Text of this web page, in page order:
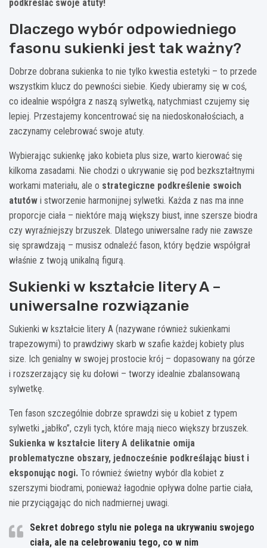
podkreślać swoje atuty!
Dlaczego wybór odpowiedniego
fasonu sukienki jest tak ważny?
Dobrze dobrana sukienka to nie tylko kwestia estetyki – to przede
wszystkim klucz do pewności siebie. Kiedy ubieramy się w coś,
co idealnie współgra z naszą sylwetką, natychmiast czujemy się
lepiej. Przestajemy koncentrować się na niedoskonałościach, a
zaczynamy celebrować swoje atuty.
Wybierając sukienkę jako kobieta plus size, warto kierować się
kilkoma zasadami. Nie chodzi o ukrywanie się pod bezkształtnymi
workami materiału, ale o strategiczne podkreślenie swoich
atutów i stworzenie harmonijnej sylwetki. Każda z nas ma inne
proporcje ciała – niektóre mają większy biust, inne szersze biodra
czy wyraźniejszy brzuszek. Dlatego uniwersalne rady nie zawsze
się sprawdzają – musisz odnaleźć fason, który będzie współgrał
właśnie z twoją unikalną figurą.
Sukienki w kształcie litery A –
uniwersalne rozwiązanie
Sukienki w kształcie litery A (nazywane również sukienkami
trapezowymi) to prawdziwy skarb w szafie każdej kobiety plus
size. Ich genialny w swojej prostocie krój – dopasowany na górze
i rozszerzający się ku dołowi – tworzy idealnie zbalansowaną
sylwetkę.
Ten fason szczególnie dobrze sprawdzi się u kobiet z typem
sylwetki „jabłko”, czyli tych, które mają nieco większy brzuszek.
Sukienka w kształcie litery A delikatnie omija
problematyczne obszary, jednocześnie podkreślając biust i
eksponując nogi. To również świetny wybór dla kobiet z
szerszymi biodrami, ponieważ łagodnie opływa dolne partie ciała,
nie przyciągając do nich nadmiernej uwagi.
Sekret dobrego stylu nie polega na ukrywaniu swojego
ciała, ale na celebrowaniu tego, co w nim